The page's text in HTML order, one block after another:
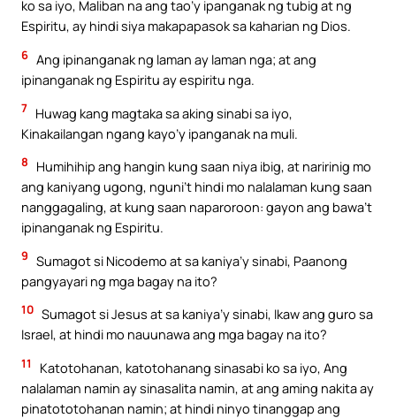
ko sa iyo, Maliban na ang tao’y ipanganak ng tubig at ng
Espiritu, ay hindi siya makapapasok sa kaharian ng Dios.
6 Ang ipinanganak ng laman ay laman nga; at ang
ipinanganak ng Espiritu ay espiritu nga.
7 Huwag kang magtaka sa aking sinabi sa iyo,
Kinakailangan ngang kayo’y ipanganak na muli.
8
Humihihip ang hangin kung saan niya ibig, at naririnig mo
ang kaniyang ugong, nguni’t hindi mo nalalaman kung saan
nanggagaling, at kung saan naparoroon: gayon ang bawa’t
ipinanganak ng Espiritu.
9 Sumagot si Nicodemo at sa kaniya’y sinabi, Paanong
pangyayari ng mga bagay na ito?
10 Sumagot si Jesus at sa kaniya’y sinabi, Ikaw ang guro sa
Israel, at hindi mo nauunawa ang mga bagay na ito?
11
Katotohanan, katotohanang sinasabi ko sa iyo, Ang
nalalaman namin ay sinasalita namin, at ang aming nakita ay
pinatototohanan namin; at hindi ninyo tinanggap ang